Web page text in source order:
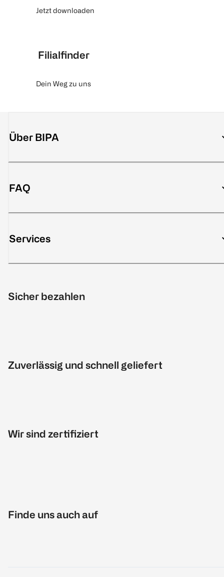
Jetzt downloaden
Filialfinder
Dein Weg zu uns
Über BIPA
FAQ
Services
Sicher bezahlen
Zuverlässig und schnell geliefert
Wir sind zertifiziert
Finde uns auch auf